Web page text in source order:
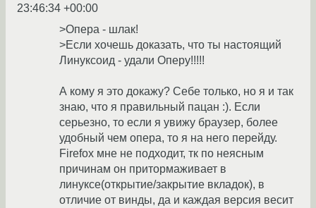
23:46:34 +00:00
>Опера - шлак!
>Если хочешь доказать, что ты настоящий
Линуксоид - удали Оперу!!!!!
А кому я это докажу? Себе только, но я и так
знаю, что я правильный пацан :). Если
серьезно, то если я увижу браузер, более
удобный чем опера, то я на него перейду.
Firefox мне не подходит, тк по неясным
причинам он притормаживает в
линуксе(открытие/закрытие вкладок), в
отличие от винды, да и каждая версия весит